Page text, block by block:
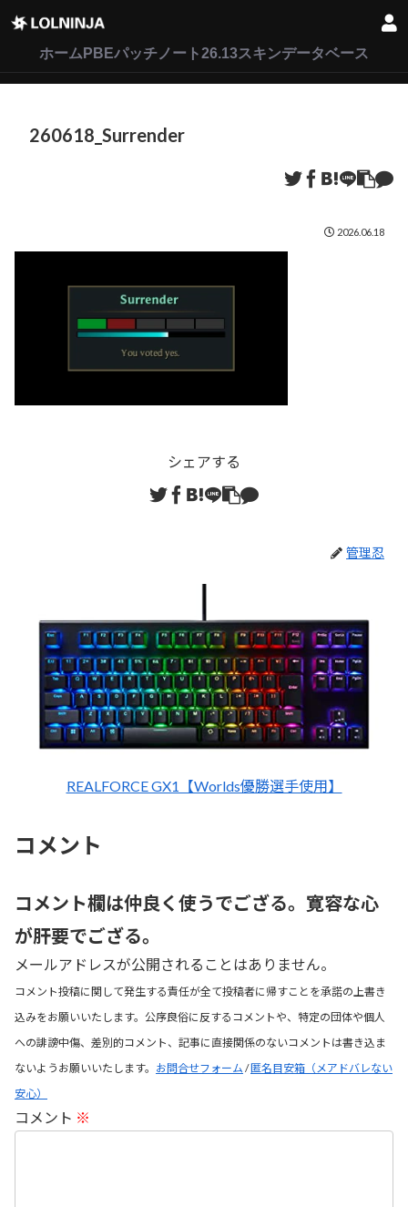
ホーム PBEパッチノート26.13スキンデータベース
260618_Surrender
2026.06.18
シェアする
管理忍
REALFORCE GX1【Worlds優勝選手使用】
コメント
コメント欄は仲良く使うでござる。寛容な心
が肝要でござる。
メールアドレスが公開されることはありません。
コメント投稿に関して発生する責任が全て投稿者に帰すことを承諾の上書き
込みをお願いいたします。公序良俗に反するコメントや、特定の団体や個人
への誹謗中傷、差別的コメント、記事に直接関係のないコメントは書き込ま
ないようお願いいたします。 お問合せフォーム /匿名目安箱（メアドバレない
安心）
コメント ※